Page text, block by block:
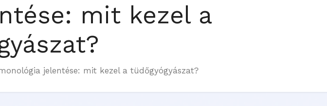
mit kezel a
jelentése: mit kezel a tüdőgyógyászat?